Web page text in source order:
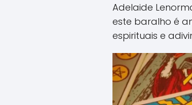
Adelaide
este baralho é
espirituais e